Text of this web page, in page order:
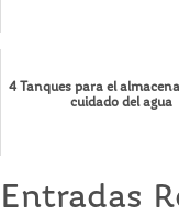
4 Tanques para el
cuidado del agua
Entradas